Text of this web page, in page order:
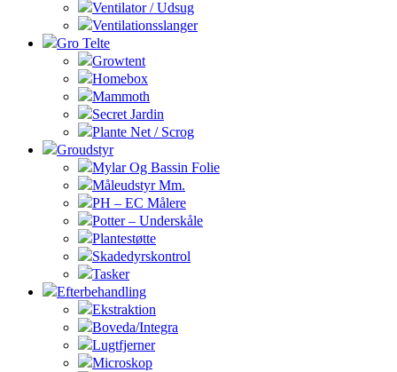
Ventilator / Udsug
Ventilationsslanger
Gro Telte
Growtent
Homebox
Mammoth
Secret Jardin
Plante Net / Scrog
Groudstyr
Mylar Og Bassin Folie
Måleudstyr Mm.
PH – EC Målere
Potter – Underskåle
Plantestøtte
Skadedyrskontrol
Tasker
Efterbehandling
Ekstraktion
Boveda/Integra
Lugtfjerner
Microskop